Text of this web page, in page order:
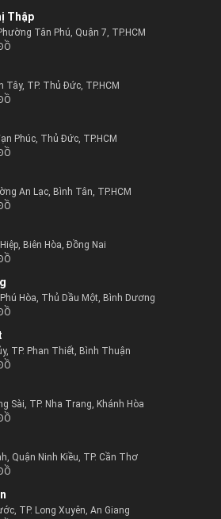
Thập
Tân Phú, Quận 7, TP.HCM
TP. Thủ Đức, TP.HCM
Phúc, Thủ Đức, TP.HCM
An Lạc, Bình Tân, TP.HCM
Biên Hòa, Đồng Nai
Hòa, Thủ Dầu Một, Bình Dương
TP. Phan Thiết, Bình Thuận
Sài, TP. Nha Trang, Khánh Hòa
Quận Ninh Kiều, TP. Cần Thơ
TP. Long Xuyên, An Giang